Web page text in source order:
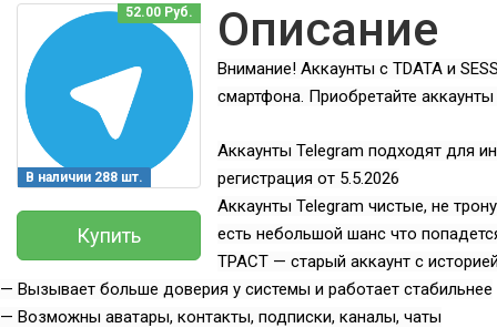
В наличии 288 шт.
52.00 Руб.
Купить
Описание
Внимание! Аккаунты с TDATA и
смартфона. Приобретайте
Аккаунты Telegram подходят для
регистрация от 5.5.2026
Аккаунты Telegram чистые, не
есть небольшой шанс что
ТРАСТ — старый аккаунт с
— Вызывает больше доверия у системы и работает стабильнее
— Возможны аватары, контакты, подписки, каналы, чаты